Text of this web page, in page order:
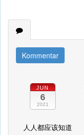
Kommentar
JUN
6
2021
人人都应该知道